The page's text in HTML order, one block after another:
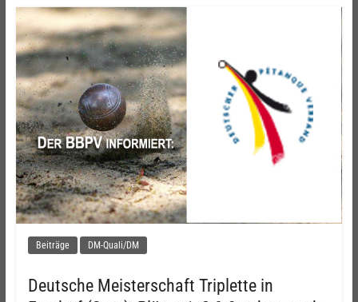
Beiträge DM-Quali/DM
Deutsche Meisterschaft Triplette in